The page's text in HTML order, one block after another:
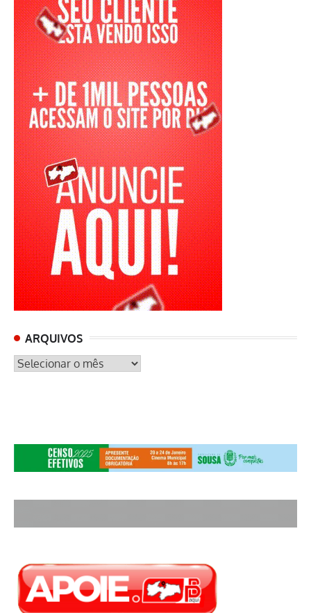
ARQUIVOS
ARQUIVOS